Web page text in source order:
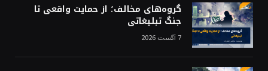
گروه‌های مخالف؛ از حمایت واقعی تا
جنگ تبلیغاتی
7 آگست 2026